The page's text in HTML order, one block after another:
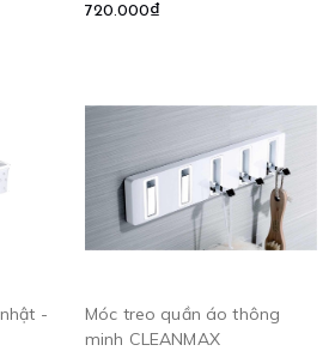
720.000₫
-
Móc treo quần áo thông
minh CLEANMAX